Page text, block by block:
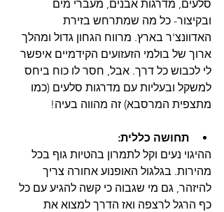
סלעים, מדרגות אבנים, מעברי מים
ובקיצור- כל מה שמתרחש בזירת
האדוונצ'ר בארץ. מרווח הגחון גדול ומהלך
ארוך של בולמי הזעזועים הקידמיים איפשר
לי לכבוש כל דרך. אבל, חסר לו כוח ביחס
למשקל ובעליות עם מדרגות סלעים (כמו
מתצפית המרסבא) זה מהווה בעיה!
תחושה כללית:
ההיגוי נעים וקל לתמרון בהטיות גוף בכל
מהירות. בגלגול האופנוע אחורה צריך
להיזהר, גם מי שגבוה כי קשה להגיע עם כל
כף הרגל לרצפה ואז הדרך למצוא את